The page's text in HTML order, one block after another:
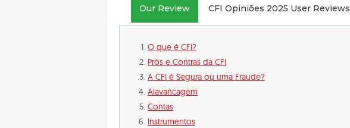
Our Review CFI Opiniões 2025 User Reviews
O que é CFI?
Prós e Contras da CFI
A CFI é Segura ou uma Fraude?
Alavancagem
Contas
Instrumentos